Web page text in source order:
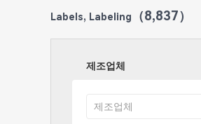
Labels, Labeling （8,837）
제조업체